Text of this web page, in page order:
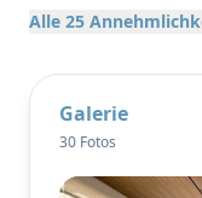
idealen Rahmen
Durch die
natürlichen
eignet sich dieser
Alle 25
Galerie
30 Fotos